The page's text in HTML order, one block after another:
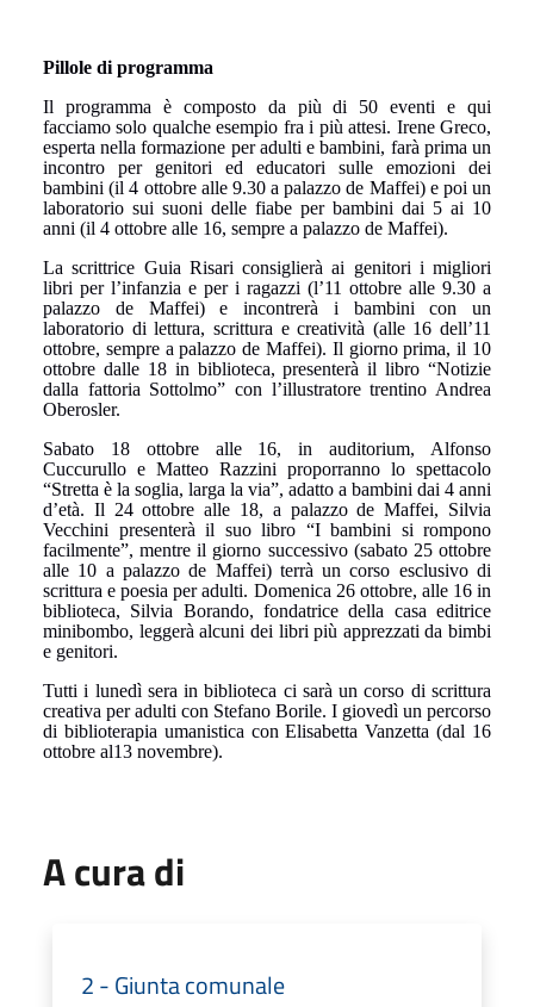
Pillole di programma
Il programma è composto da più di 50 eventi e qui
facciamo solo qualche esempio fra i più attesi. Irene Greco,
esperta nella formazione per adulti e bambini, farà prima un
incontro per genitori ed educatori sulle emozioni dei
bambini (il 4 ottobre alle 9.30 a palazzo de Maffei) e poi un
laboratorio sui suoni delle fiabe per bambini dai 5 ai 10
anni (il 4 ottobre alle 16, sempre a palazzo de Maffei).
La scrittrice Guia Risari consiglierà ai genitori i migliori
libri per l’infanzia e per i ragazzi (l’11 ottobre alle 9.30 a
palazzo de Maffei) e incontrerà i bambini con un
laboratorio di lettura, scrittura e creatività (alle 16 dell’11
ottobre, sempre a palazzo de Maffei). Il giorno prima, il 10
ottobre dalle 18 in biblioteca, presenterà il libro “Notizie
dalla fattoria Sottolmo” con l’illustratore trentino Andrea
Oberosler.
Sabato 18 ottobre alle 16, in auditorium, Alfonso
Cuccurullo e Matteo Razzini proporranno lo spettacolo
“Stretta è la soglia, larga la via”, adatto a bambini dai 4 anni
d’età. Il 24 ottobre alle 18, a palazzo de Maffei, Silvia
Vecchini presenterà il suo libro “I bambini si rompono
facilmente”, mentre il giorno successivo (sabato 25 ottobre
alle 10 a palazzo de Maffei) terrà un corso esclusivo di
scrittura e poesia per adulti. Domenica 26 ottobre, alle 16 in
biblioteca, Silvia Borando, fondatrice della casa editrice
minibombo, leggerà alcuni dei libri più apprezzati da bimbi
e genitori.
Tutti i lunedì sera in biblioteca ci sarà un corso di scrittura
creativa per adulti con Stefano Borile. I giovedì un percorso
di biblioterapia umanistica con Elisabetta Vanzetta (dal 16
ottobre al13 novembre).
A cura di
2 - Giunta comunale